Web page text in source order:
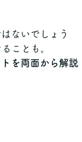
ないでしょう
ことも。
を両面から解説